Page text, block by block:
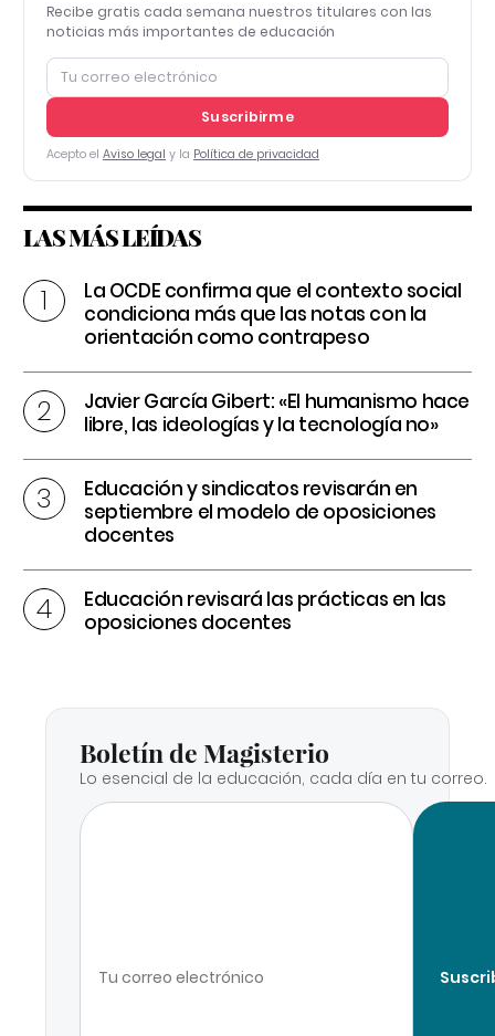
Recibe gratis cada semana nuestros titulares con las
noticias más importantes de educación
Suscribirme
Acepto el Aviso legal y la Política de privacidad
LAS MÁS LEÍDAS
La OCDE confirma que el contexto social
condiciona más que las notas con la
orientación como contrapeso
Javier García Gibert: «El humanismo hace
libre, las ideologías y la tecnología no»
Educación y sindicatos revisarán en
septiembre el modelo de oposiciones
docentes
Educación revisará las prácticas en las
oposiciones docentes
Boletín de Magisterio
Lo esencial de la educación, cada día en tu correo.